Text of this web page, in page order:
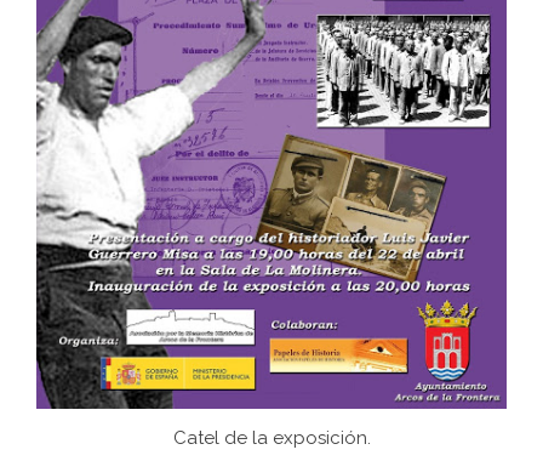
Catel de la exposición.